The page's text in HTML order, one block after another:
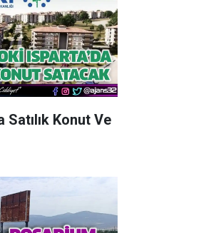
Satılık Konut Ve